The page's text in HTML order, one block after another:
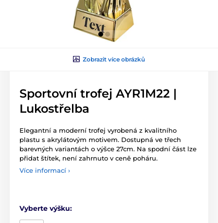
Zobrazit více obrázků
Sportovní trofej AYR1M22 |
Lukostřelba
Elegantní a moderní trofej vyrobená z kvalitního
plastu s akrylátovým motivem. Dostupná ve třech
barevných variantách o výšce 27cm. Na spodní část lze
přidat štítek, není zahrnuto v ceně poháru.
Více informací ›
Vyberte výšku: